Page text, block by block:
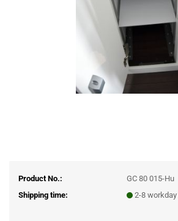
Product No.:
GC 80 015-Hu
Shipping time:
2-8 workday